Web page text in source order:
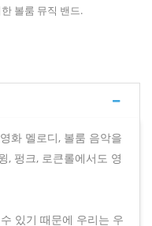
볼룸 뮤직 밴드.
화 멜로디, 볼룸 음악을
, 펑크, 로큰롤에서도 영
있기 때문에 우리는 우